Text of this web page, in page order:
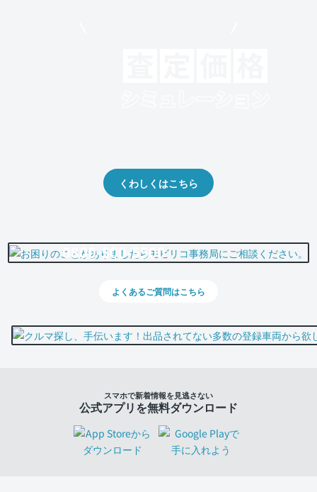
くわしくはこちら
0800-500-5500
よくあるご質問はこちら
スマホで新着情報を見逃さない
公式アプリを無料ダウンロード